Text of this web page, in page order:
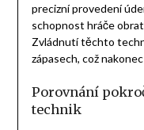
precizní provedení
schopnost hráče
Zvládnutí těchto
zápasech, což
Porovnání
technik